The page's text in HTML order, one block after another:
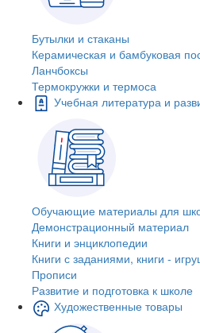
Бутылки и стаканы
Керамическая и бамбуковая
Ланчбоксы
Термокружки и термоса
Учебная литература и
Обучающие материалы для
Демонстрационный материал
Книги и энциклопедии
Книги с заданиями, книги -
Прописи
Развитие и подготовка к школе
Художественные товары